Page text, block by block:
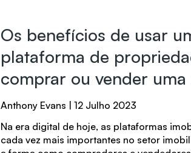
Os benefícios de usar
plataforma de
comprar ou vender uma
Anthony Evans
12 Julho 2023
Na era digital de hoje, as plataformas
cada vez mais importantes no setor